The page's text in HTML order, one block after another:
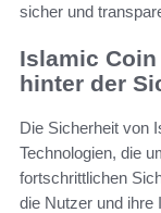
sicher und
Islamic
hinter der
Die Sicherheit von
Technologien, die
fortschrittlichen
die Nutzer und ihre